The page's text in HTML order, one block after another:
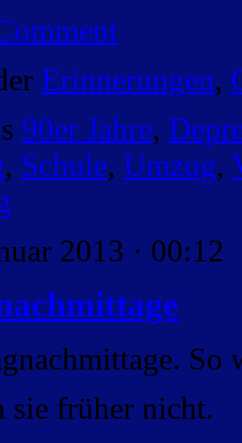
Erinnerungen,
90er Jahre,
, Schule, Umzug,
2013 · 00:12
So
sie früher nicht.